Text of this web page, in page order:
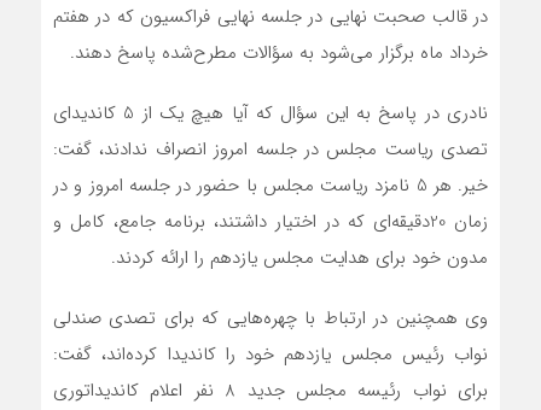
در قالب صحبت نهایی در جلسه نهایی فراکسیون که در هفتم
خرداد ماه برگزار می‌شود به سؤالات مطرح‌شده پاسخ دهند.
نادری در پاسخ به این سؤال که آیا هیچ یک از 5 کاندیدای
تصدی ریاست مجلس در جلسه امروز انصراف ندادند، گفت:
خیر. هر 5 نامزد ریاست مجلس با حضور در جلسه امروز و در
زمان 20دقیقه‌ای که در اختیار داشتند، برنامه جامع، کامل و
مدون خود برای هدایت مجلس یازدهم را ارائه کردند.
وی همچنین در ارتباط با چهره‌هایی که برای تصدی صندلی
نواب رئیس مجلس یازدهم خود را کاندیدا کرده‌اند، گفت:
برای نواب رئیسه مجلس جدید 8 نفر اعلام کاندیداتوری